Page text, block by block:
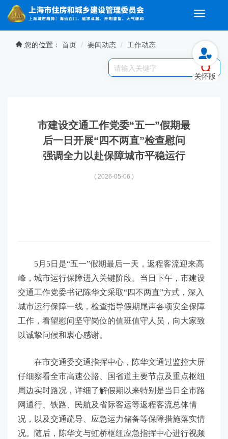
无障碍操作说明 跳转到网站导航区 跳转到主要内容区域
Toggle
您的位置： 首页 要闻动态 工作动态
市建设交通工作党委“五一”假期最
后一日开展“四不两直”检查慰问
强调全力以赴保障城市平稳运行
( 2026-05-06 )
5月5日是“五一”假期最后一天，返程客流迎来高
峰，城市运行保障进入关键阶段。当日下午，市建设
交通工作党委书记陈华文采取“四不两直”方式，深入
城市运行保障一线，检查指导假期尾声各项安全保障
工作，看望慰问坚守岗位的值班值守人员，向大家致
以诚挚问候和衷心感谢。
在市交通委交通指挥中心，陈华文通过监控大屏
仔细察看全市高速公路、国省道主要节点及重点枢纽
周边实时路况，详细了解假期以来特别是当日全市路
网通行、铁路、民航及省际客运等返程客流总体情
况，以及交通疏导、应急运力储备等保障措施落实情
况。随后，陈华文与虹桥枢纽应急指挥中心进行视频
关怀版